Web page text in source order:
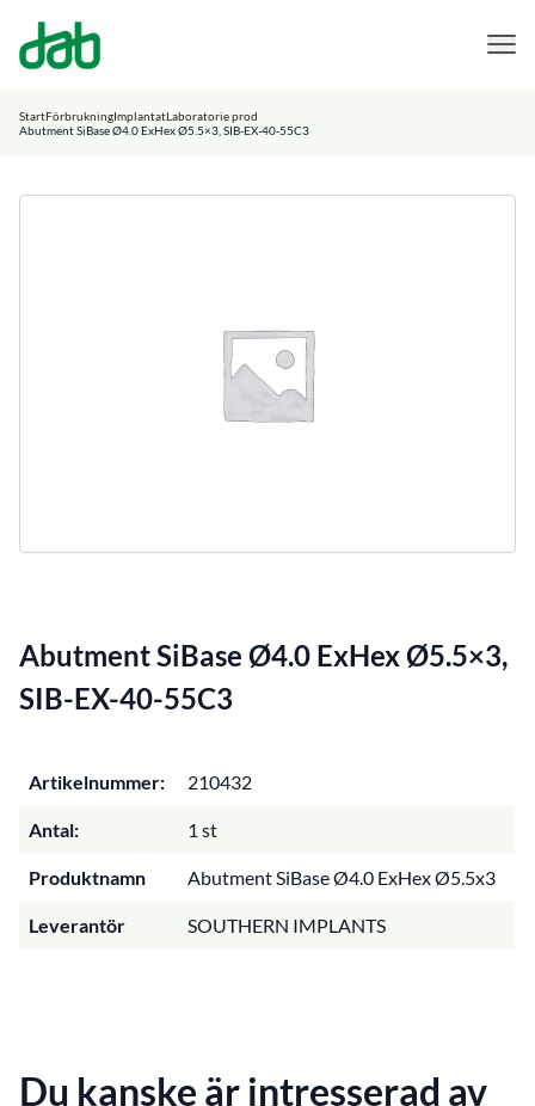
DAB Dental
StartFörbrukningImplantatLaboratorie prod
Abutment SiBase Ø4.0 ExHex Ø5.5×3, SIB-EX-40-55C3
Abutment SiBase Ø4.0 ExHex Ø5.5×3,
SIB-EX-40-55C3
Artikelnummer: 210432
Antal: 1 st
Produktnamn Abutment SiBase Ø4.0 ExHex Ø5.5x3
Leverantör SOUTHERN IMPLANTS
Du kanske är intresserad av